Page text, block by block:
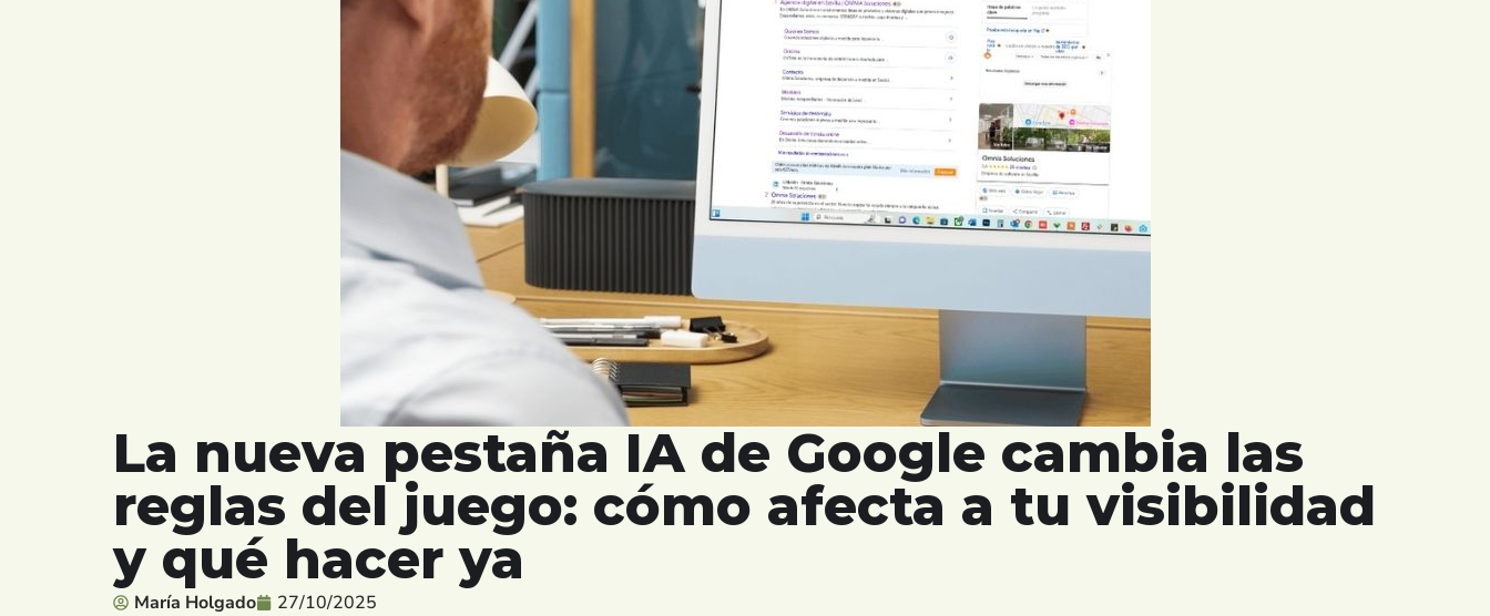
La nueva pestaña IA de Google cambia las
reglas del juego: cómo afecta a tu visibilidad
y qué hacer ya
María Holgado 27/10/2025